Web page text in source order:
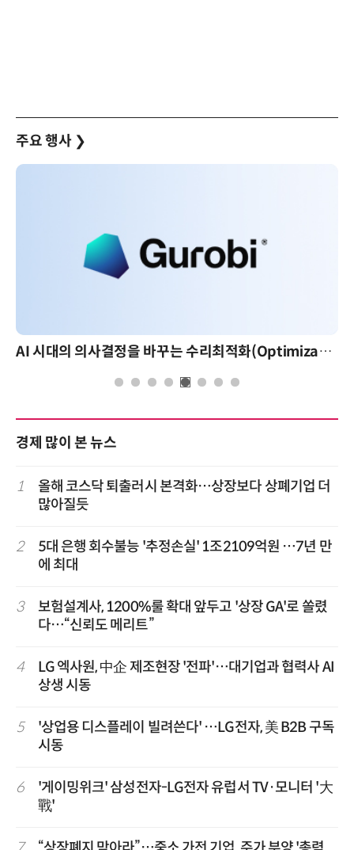
주요 행사 ❯
AI 시대의 의사결정을 바꾸는 수리최적화(Optimization): 실제 산업 적용 사례와 활용 전략
경제 많이 본 뉴스
1
올해 코스닥 퇴출러시 본격화…상장보다 상폐기업 더
많아질듯
2
5대 은행 회수불능 '추정손실' 1조2109억원 …7년 만
에 최대
3
보험설계사, 1200%룰 확대 앞두고 '상장 GA'로 쏠렸
다…“신뢰도 메리트”
4
LG 엑사원, 中企 제조현장 '전파'…대기업과 협력사 AI
상생 시동
5
'상업용 디스플레이 빌려쓴다' …LG전자, 美 B2B 구독
시동
6
'게이밍위크' 삼성전자-LG전자 유럽서 TV·모니터 '大
戰'